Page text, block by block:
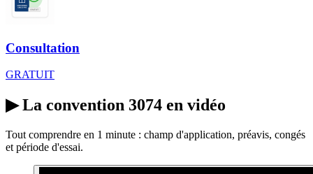
Consultation
GRATUIT
▶La convention 3074 en vidéo
Tout comprendre en 1 minute : champ d'application, préavis, congés
et période d'essai.